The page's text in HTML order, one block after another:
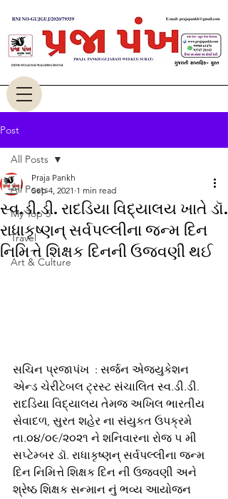
Post
All Posts
My Top 5
Travel
Art & Culture
All Posts
સ્વ.ડી.ડી. રાદડિયા વિદ્યાલય ખાતે ડૉ.
રાધાકૃષ્ણન્ સર્વપલ્લીના જન્મ દિન
નિમિત્તે શિક્ષક દિનની ઉજવણી થઈ
Praja Pankh
Sep 4, 2021 1 min read
સચિન પ્રજાપંખ  : સર્જન એજયુકેશન
એન્ડ ચેરીટેબલ ટ્રસ્ટ સંચાલિત સ્વ.ડી.ડી.
રાદડિયા વિદ્યાલય તેમજ અખિલ ભારતીય
સેવાદળ, સુરત શહેર ના સંયુકત ઉપક્રમે
તા.૦૪/૦૯/૨૦૨૧ ને શનિવારના રોજ ૫ મી
સપ્ટેમ્બર ડૉ. રાધાકૃષ્ણન્ સર્વપલ્લીના જન્મ
દિન નિમિત્તે શિક્ષક દિન ની ઉજવણી અને
શ્રેષ્ઠ શિક્ષક સન્માન નું ભવ્ય આયોજન